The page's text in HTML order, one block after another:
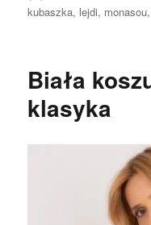
kubaszka, lejdi, monasou
Biała
klasyka